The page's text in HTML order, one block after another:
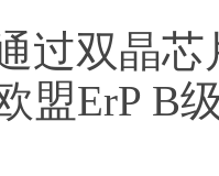
过双晶
盟ErP B